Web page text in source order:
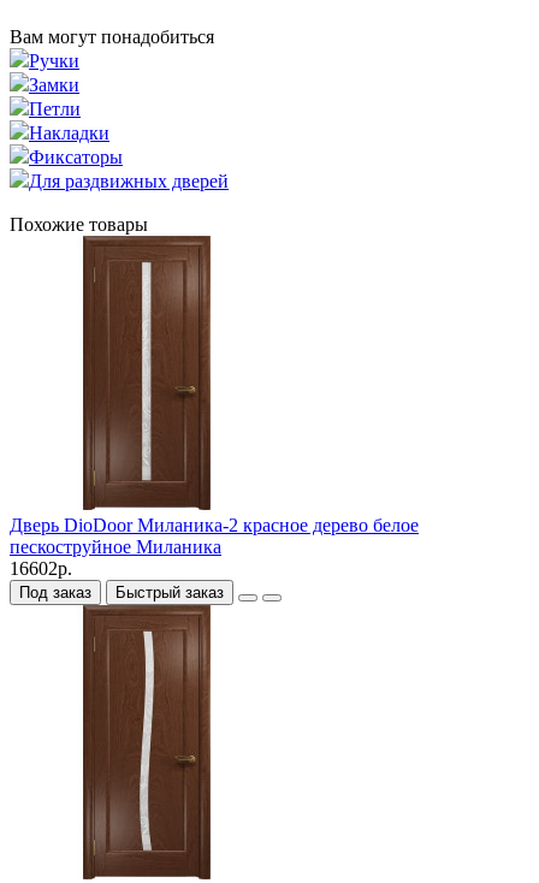
Вам могут понадобиться
Ручки
Замки
Петли
Накладки
Фиксаторы
Для раздвижных дверей
Похожие товары
Дверь DioDoor Миланика-2 красное дерево белое
пескоструйное Миланика
16602р.
Под заказ Быстрый заказ